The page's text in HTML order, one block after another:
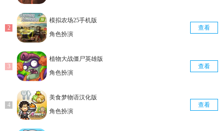
模拟农场25手机版
角色扮演
查看
植物大战僵尸英雄版
角色扮演
查看
美食梦物语汉化版
角色扮演
查看